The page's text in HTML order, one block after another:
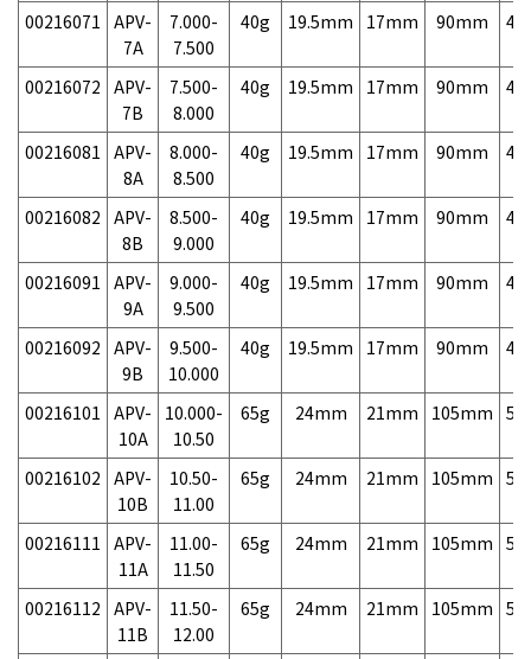
00216071 APV-
7A
7.000-
7.500
40g 19.5mm 17mm 90mm
00216072 APV-
7B
7.500-
8.000
40g 19.5mm 17mm 90mm
00216081 APV-
8A
8.000-
8.500
40g 19.5mm 17mm 90mm
00216082 APV-
8B
8.500-
9.000
40g 19.5mm 17mm 90mm
00216091 APV-
9A
9.000-
9.500
40g 19.5mm 17mm 90mm
00216092 APV-
9B
9.500-
10.000
40g 19.5mm 17mm 90mm
00216101 APV-
10A
10.000-
10.50
65g 24mm 21mm 105mm
00216102 APV-
10B
10.50-
11.00
65g 24mm 21mm 105mm
00216111 APV-
11A
11.00-
11.50
65g 24mm 21mm 105mm
00216112 APV-
11B
11.50-
12.00
65g 24mm 21mm 105mm